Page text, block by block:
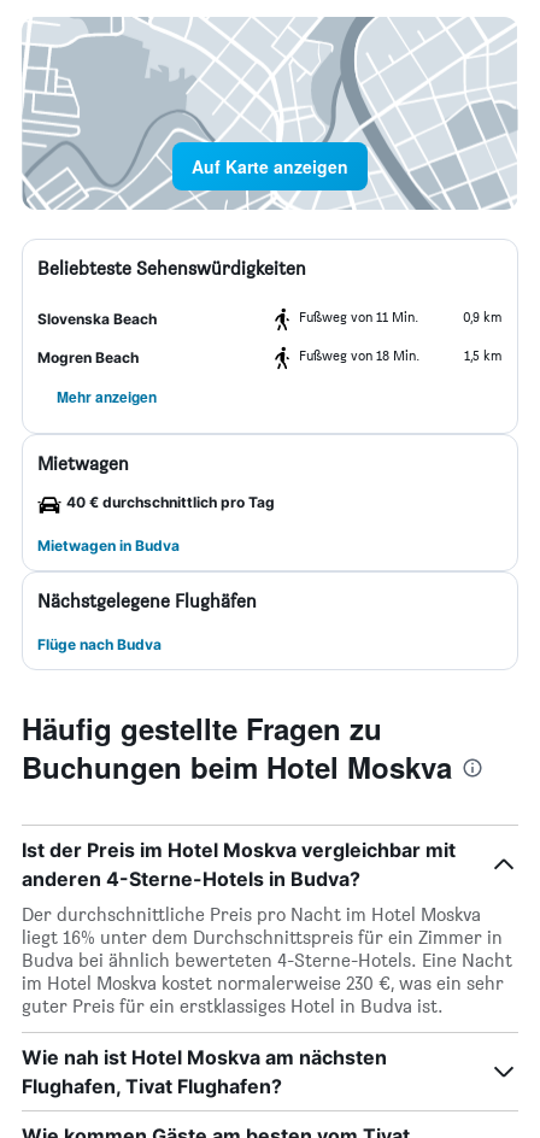
Auf Karte anzeigen
Beliebteste Sehenswürdigkeiten
Slovenska Beach Fußweg von 11 Min. 0,9 km
Mogren Beach Fußweg von 18 Min. 1,5 km
Mehr anzeigen
Mietwagen
40 € durchschnittlich pro Tag
Mietwagen in Budva
Nächstgelegene Flughäfen
Flüge nach Budva
Häufig gestellte Fragen zu
Buchungen beim Hotel Moskva
Ist der Preis im Hotel Moskva vergleichbar mit
anderen 4-Sterne-Hotels in Budva?
Der durchschnittliche Preis pro Nacht im Hotel Moskva
liegt 16% unter dem Durchschnittspreis für ein Zimmer in
Budva bei ähnlich bewerteten 4-Sterne-Hotels. Eine Nacht
im Hotel Moskva kostet normalerweise 230 €, was ein sehr
guter Preis für ein erstklassiges Hotel in Budva ist.
Wie nah ist Hotel Moskva am nächsten
Flughafen, Tivat Flughafen?